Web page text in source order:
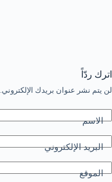
اترك ردّاً
لن يتم نشر عنوان بريدك الإلكتروني.
الاسم
البريد الإلكتروني
الموقع